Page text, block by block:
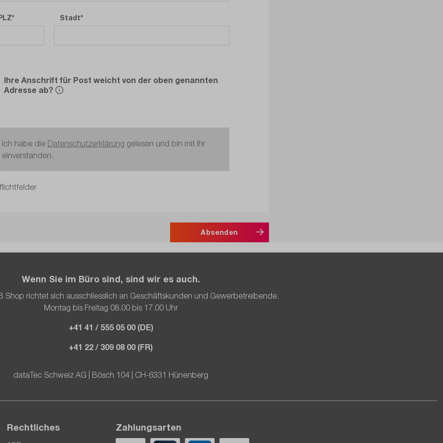
Stadt
Ihre Anschrift für Post weicht von der oben genannten
Adresse ab?
Ich habe die Datenschutzerklärung gelesen und bin mit ihr
einverstanden.
Absenden
Wenn Sie im Büro sind, sind wir es auch.
Shop richtet sich ausschliesslich an Geschäftskunden und Gewerbetreibende.
Montag bis Freitag 08.00 bis 17.00 Uhr
+41 41 / 555 05 00 (DE)
+41 22 / 309 08 00 (FR)
dataTec Schweiz AG | Bösch 104 | CH-6331 Hünenberg
Rechtliches Zahlungsarten